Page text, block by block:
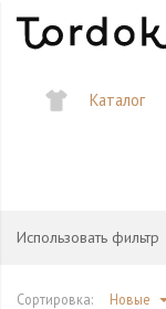
Каталог
Использовать фильтр
Сортировка: Новые